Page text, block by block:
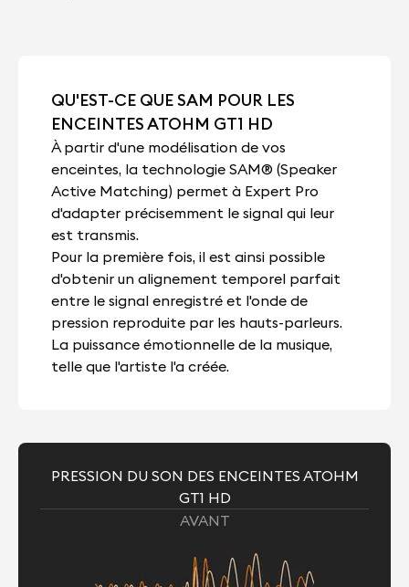
QU'EST-CE QUE SAM POUR LES
ENCEINTES ATOHM GT1 HD
À partir d'une modélisation de vos
enceintes, la technologie SAM® (Speaker
Active Matching) permet à Expert Pro
d'adapter précisemment le signal qui leur
est transmis.
Pour la première fois, il est ainsi possible
d'obtenir un alignement temporel parfait
entre le signal enregistré et l'onde de
pression reproduite par les hauts-parleurs.
La puissance émotionnelle de la musique,
telle que l'artiste l'a créée.
PRESSION DU SON DES ENCEINTES ATOHM
GT1 HD
AVANT